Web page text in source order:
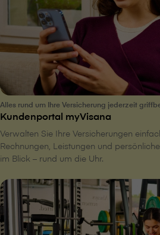
Alles rund um Ihre Versicherung jederzeit
Kundenportal myVisana
Verwalten Sie Ihre Versicherungen
Rechnungen, Leistungen und
im Blick – rund um die Uhr.